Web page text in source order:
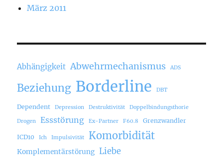
März 2011
Abhängigkeit Abwehrmechanismus ADS
Beziehung Borderline DBT
Dependent Depression Destruktivität Doppelbindungsthorie
Drogen Essstörung Ex-Partner F60.8 Grenzwandler
ICD10 Ich Impulsivität Komorbidität
Komplementärstörung Liebe